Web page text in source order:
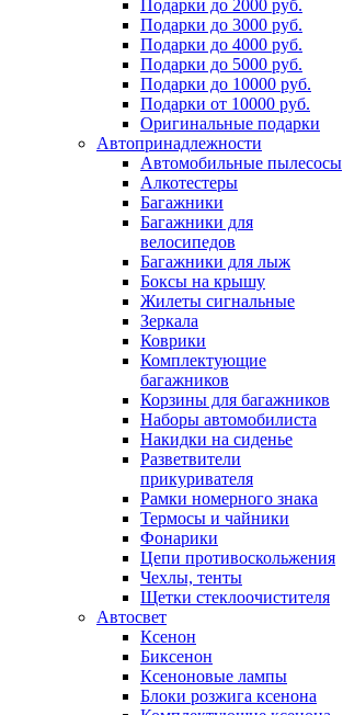
Подарки до 2000 руб.
Подарки до 3000 руб.
Подарки до 4000 руб.
Подарки до 5000 руб.
Подарки до 10000 руб.
Подарки от 10000 руб.
Оригинальные подарки
Автопринадлежности
Автомобильные пылесосы
Алкотестеры
Багажники
Багажники для
велосипедов
Багажники для лыж
Боксы на крышу
Жилеты сигнальные
Зеркала
Коврики
Комплектующие
багажников
Корзины для багажников
Наборы автомобилиста
Накидки на сиденье
Разветвители
прикуривателя
Рамки номерного знака
Термосы и чайники
Фонарики
Цепи противоскольжения
Чехлы, тенты
Щетки стеклоочистителя
Автосвет
Ксенон
Биксенон
Ксеноновые лампы
Блоки розжига ксенона